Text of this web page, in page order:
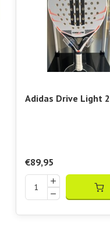
Adidas Drive Light
€89,95